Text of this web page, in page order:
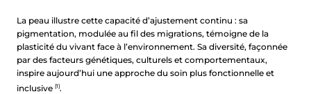
La peau illustre cette capacité d’ajustement continu : sa
pigmentation, modulée au fil des migrations, témoigne de la
plasticité du vivant face à l’environnement. Sa diversité, façonnée
par des facteurs génétiques, culturels et comportementaux,
inspire aujourd’hui une approche du soin plus fonctionnelle et
inclusive [1].